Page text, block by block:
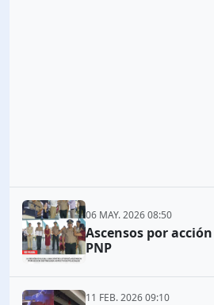
06 MAY. 2026 08:50
Ascensos por
PNP
11 FEB. 2026 09:10